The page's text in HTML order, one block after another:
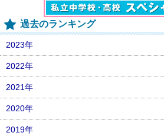
過去のランキング
2023年
2022年
2021年
2020年
2019年